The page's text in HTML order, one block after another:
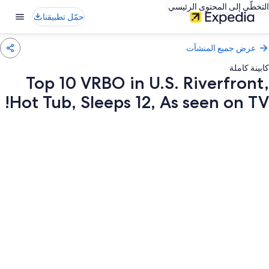
التخطّي إلى المحتوى الرئيسي
حمّل تطبيقنا
عرض جميع المنشآت
كابينة كاملة
Top 10 VRBO in U.S. Riverfront,
Hot Tub, Sleeps 12, As seen on TV!